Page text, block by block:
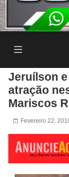
Jeruílson
atração
Mariscos
Fevereiro 22,